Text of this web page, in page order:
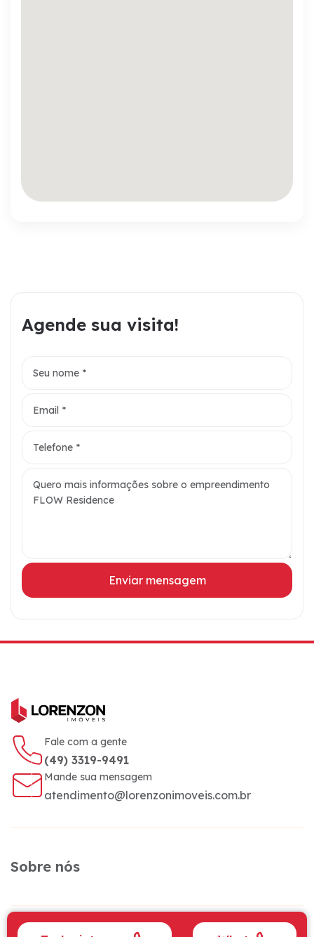
Agende sua visita!
Enviar mensagem
Fale com a gente
(49) 3319-9491
Mande sua mensagem
atendimento@lorenzonimoveis.com.br
Sobre nós
Siga a gente